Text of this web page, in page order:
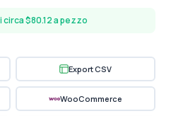
$80.12 a pezzo
Export CSV
WooCommerce